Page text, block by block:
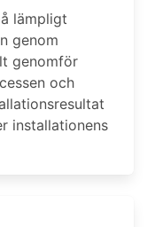
lämpligt
genom
genomför
och
installationens